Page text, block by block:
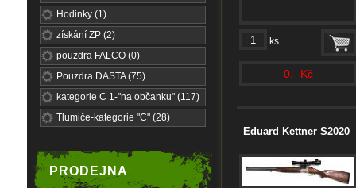
Hodinky (1)
získání ZP (2)
pouzdra FALCO (0)
Pouzdra DASTA (75)
kategorie C 1-"na občanku" (117)
Tlumiče-kategorie "C" (28)
PRODEJNA
ks
0,- Kč
Eduard Kettner S2020